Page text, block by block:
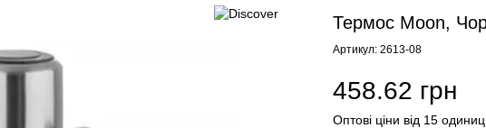
Термос Moon,
Артикул: 2613-08
458.62 грн
Оптові ціни від 15